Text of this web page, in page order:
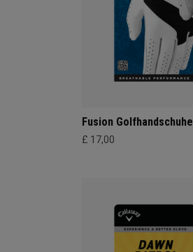
Fusion Golfhandschuhe
£ 17,00